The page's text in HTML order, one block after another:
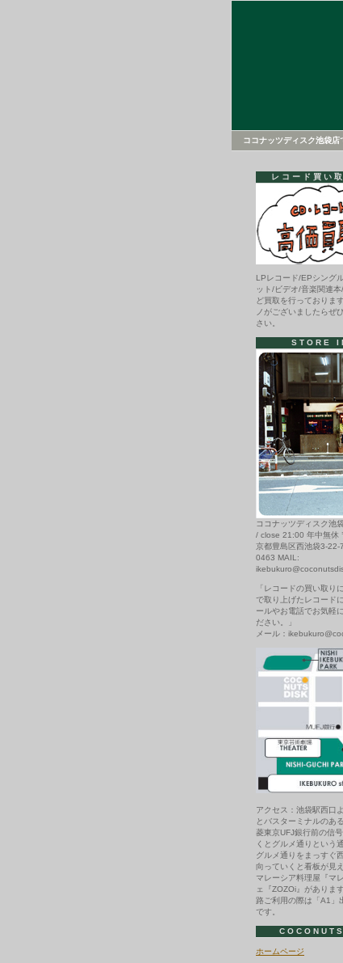
ココナッツディスク池袋店
レコード買い
LPレコード/EPシング
ット/ビデオ/音楽関連
ど買取を行っておりま
ノがございましたらぜ
さい。
STORE
ココナッツディスク池
/ close 21:00 年中無休
京都豊島区西池袋3-
0463 MAIL:
「レコードの買い取り
で取り上げたレコード
ールやお電話でお気軽
ださい。」
メール：
アクセス：池袋駅西口
とバスターミナルのあ
菱東京UFJ銀行前の信
くとグルメ通りという
グルメ通りをまっすぐ
向っていくと看板が見
マレーシア料理屋『マ
ェ『ZOZOi』がありま
路ご利用の際は「A1」
です。
ホームページ